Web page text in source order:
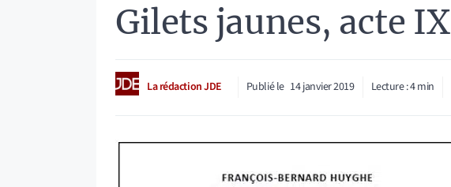
Gilets jaunes, acte IX
La rédaction JDE Publié le 14 janvier 2019 Lecture :4min